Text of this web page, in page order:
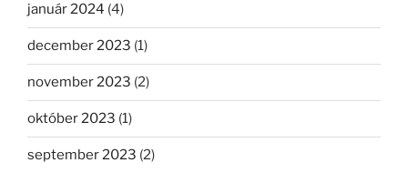
január 2024 (4)
december 2023 (1)
november 2023 (2)
október 2023 (1)
september 2023 (2)